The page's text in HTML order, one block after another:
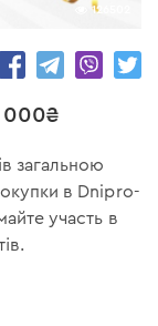
126502
000₴
загальною
в Dnipro-
участь в